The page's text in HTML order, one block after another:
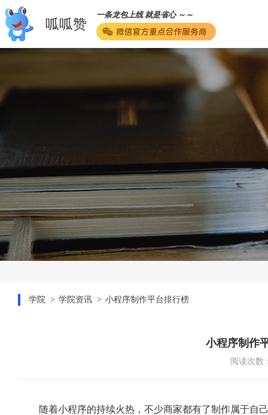
呱呱赞
一条龙包上线 就是省心 ～～
学院 学院资讯 小程序制作平台排行榜
小程序制作
阅读次数
随着小程序的持续火热，不少商家都有了制作属于自